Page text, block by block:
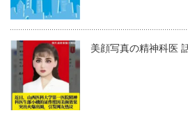
美顔写真の精神科医